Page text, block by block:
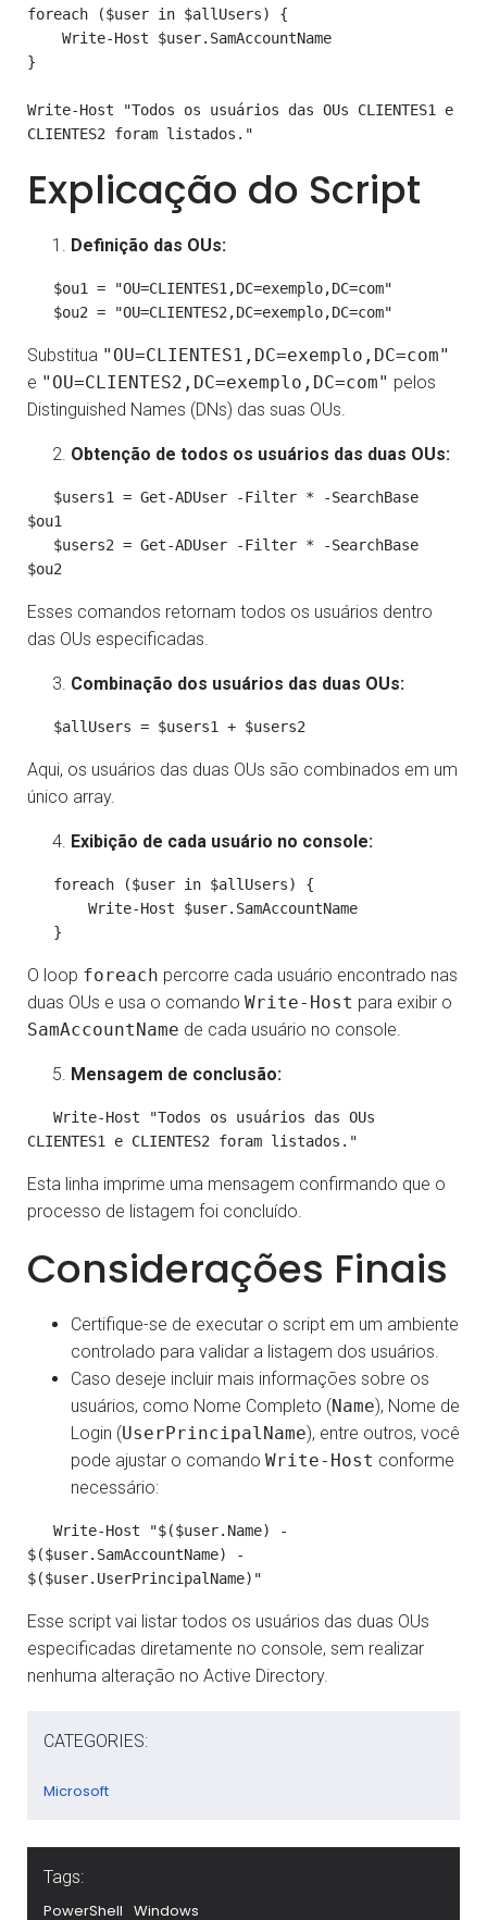
foreach ($user in $allUsers) {
}
Write-Host "Todos os usuários das OUs CLIENTES1 e
CLIENTES2 foram listados."
Explicação do Script
Definição das OUs:
   $ou2 = "OU=CLIENTES2,DC=exemplo,DC=com"
Substitua "OU=CLIENTES1,DC=exemplo,DC=com"
e "OU=CLIENTES2,DC=exemplo,DC=com" pelos
Distinguished Names (DNs) das suas OUs.
Obtenção de todos os usuários das duas OUs:
$ou1
$ou2
Esses comandos retornam todos os usuários dentro
das OUs especificadas.
Combinação dos usuários das duas OUs:
   $allUsers = $users1 + $users2
Aqui, os usuários das duas OUs são combinados em um
único array.
Exibição de cada usuário no console:
   }
O loop foreach percorre cada usuário encontrado nas
duas OUs e usa o comando Write-Host para exibir o
SamAccountName de cada usuário no console.
Mensagem de conclusão:
CLIENTES1 e CLIENTES2 foram listados."
Esta linha imprime uma mensagem confirmando que o
processo de listagem foi concluído.
Considerações Finais
Certifique-se de executar o script em um ambiente
controlado para validar a listagem dos usuários.
Caso deseje incluir mais informações sobre os
usuários, como Nome Completo (Name), Nome de
Login (UserPrincipalName), entre outros, você
pode ajustar o comando Write-Host conforme
necessário:
$($user.SamAccountName) -
$($user.UserPrincipalName)"
Esse script vai listar todos os usuários das duas OUs
especificadas diretamente no console, sem realizar
nenhuma alteração no Active Directory.
CATEGORIES:
Microsoft
Tags:
PowerShell Windows